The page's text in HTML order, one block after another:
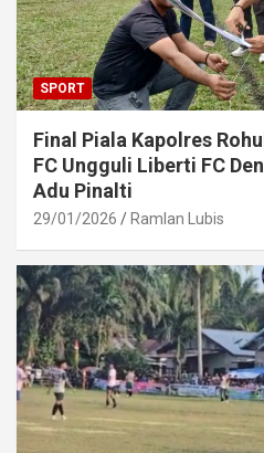
SPORT
Final Piala Kapolres
FC Ungguli Liberti FC
Adu Pinalti
29/01/2026 Ramlan Lubis